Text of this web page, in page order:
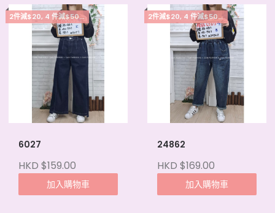
2件減$20, 4 件減$50, 5件起每件減$15
6027
HKD $159.00
加入購物車
2件減$20, 4 件減$50, 5件起每件減$15
24862
HKD $169.00
加入購物車